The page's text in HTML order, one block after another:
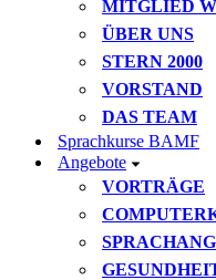
MITGLIED
ÜBER UNS
STERN 2000
VORSTAND
DAS TEAM
Sprachkurse BAMF
Angebote
VORTRÄGE